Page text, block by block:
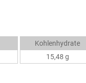
Kohlenhydrate
15,48 g